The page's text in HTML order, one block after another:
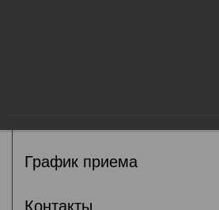
График приема
Контакты